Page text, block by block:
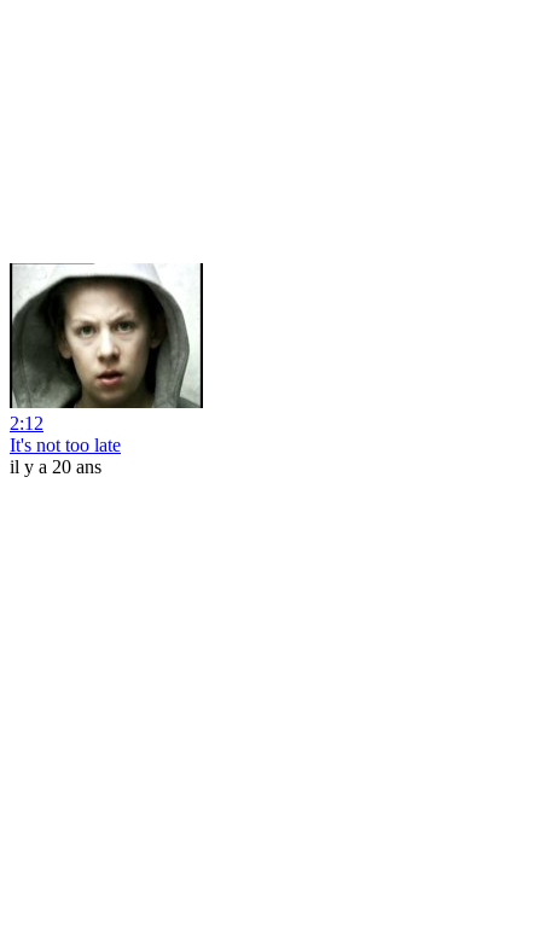
2:12
It's not too late
il y a 20 ans